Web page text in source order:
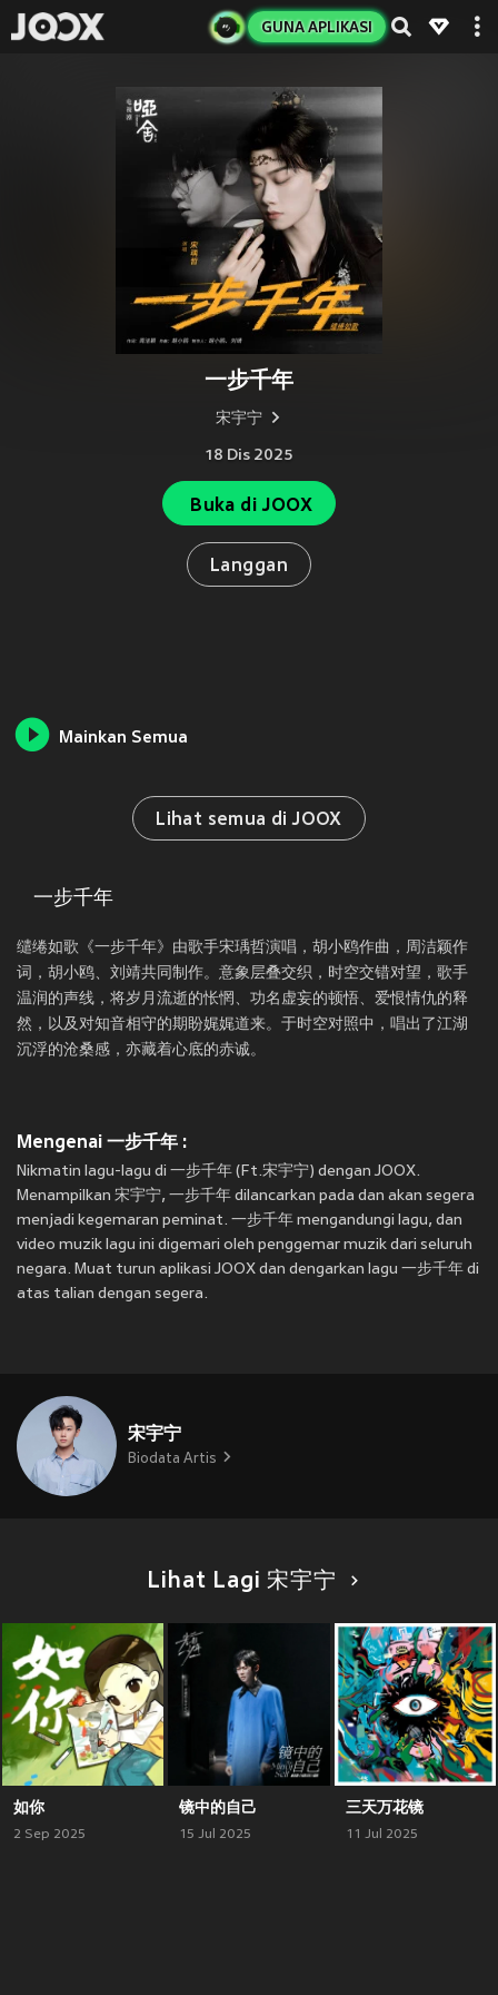
GUNA APLIKASI
一步千年
宋宇宁
18 Dis 2025
Buka di JOOX
Langgan
Mainkan Semua
Lihat semua di JOOX
一步千年
缱绻如歌《一步千年》由歌手宋瑀哲演唱，胡小鸥作曲，周洁颖作
词，胡小鸥、刘靖共同制作。意象层叠交织，时空交错对望，歌手
温润的声线，将岁月流逝的怅惘、功名虚妄的顿悟、爱恨情仇的释
然，以及对知音相守的期盼娓娓道来。于时空对照中，唱出了江湖
沉浮的沧桑感，亦藏着心底的赤诚。
Mengenai 一步千年 :
Nikmatin lagu-lagu di 一步千年 (Ft.宋宇宁) dengan JOOX.
Menampilkan 宋宇宁, 一步千年 dilancarkan pada dan akan segera
menjadi kegemaran peminat. 一步千年 mengandungi lagu, dan
video muzik lagu ini digemari oleh penggemar muzik dari seluruh
negara. Muat turun aplikasi JOOX dan dengarkan lagu 一步千年 di
atas talian dengan segera.
宋宇宁
Biodata Artis
Lihat Lagi 宋宇宁
如你
2 Sep 2025
镜中的自己
15 Jul 2025
三天万花镜
11 Jul 2025